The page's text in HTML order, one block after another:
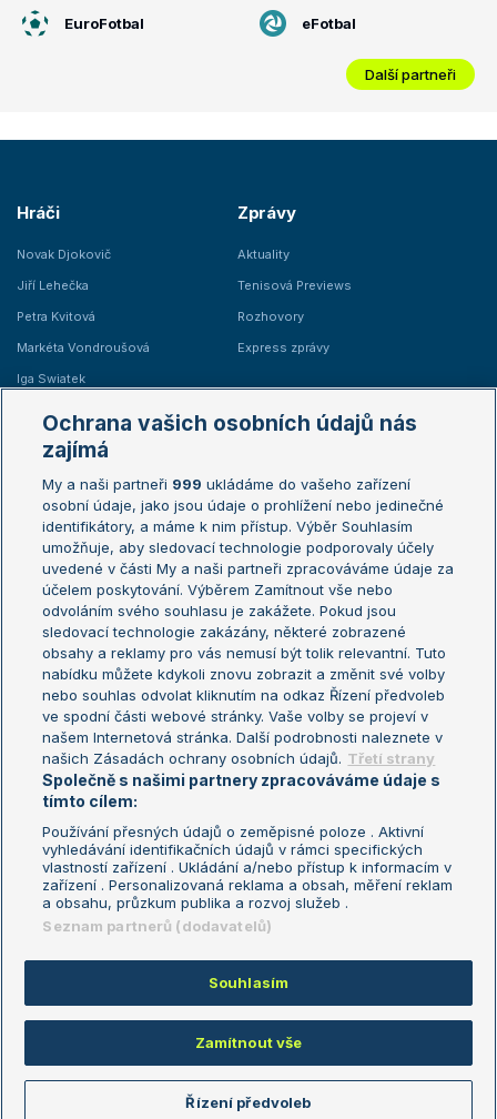
EuroFotbal eFotbal
Další partneři
Hráči
Novak Djokovič
Jiří Lehečka
Petra Kvitová
Markéta Vondroušová
Iga Swiatek
Zprávy
Aktuality
Tenisová Previews
Rozhovory
Express zprávy
Žebříčky
Žebříček ATP (muži)
Žebříček WTA (ženy)
Sázkařský žebříček
Australian Open
French Open
Wimbledon
US Open
Turnaj mistrů
Turnaj mistryň
Aktualní trendy
Fotbalové přestupy
Livesport Daily
LS Prague Open
Podmínky užití
Nastavení soukromí
GDPR a žurnalistika
Reklama
Kontakt
Informace o zpracování osobních
údajů
Copyright © 2008-2026 TenisPortal.cz. Využíváme zpravodajství ČTK.
Ochrana vašich osobních údajů nás
zajímá
My a naši partneři 999 ukládáme do vašeho zařízení
osobní údaje, jako jsou údaje o prohlížení nebo jedinečné
identifikátory, a máme k nim přístup. Výběr Souhlasím
umožňuje, aby sledovací technologie podporovaly účely
uvedené v části My a naši partneři zpracováváme údaje za
účelem poskytování. Výběrem Zamítnout vše nebo
odvoláním svého souhlasu je zakážete. Pokud jsou
sledovací technologie zakázány, některé zobrazené
obsahy a reklamy pro vás nemusí být tolik relevantní. Tuto
nabídku můžete kdykoli znovu zobrazit a změnit své volby
nebo souhlas odvolat kliknutím na odkaz Řízení předvoleb
ve spodní části webové stránky. Vaše volby se projeví v
našem Internetová stránka. Další podrobnosti naleznete v
našich Zásadách ochrany osobních údajů. Třetí strany
Společně s našimi partnery zpracováváme údaje s
tímto cílem:
Používání přesných údajů o zeměpisné poloze . Aktivní
vyhledávání identifikačních údajů v rámci specifických
vlastností zařízení . Ukládání a/nebo přístup k informacím v
zařízení . Personalizovaná reklama a obsah, měření reklam
a obsahu, průzkum publika a rozvoj služeb .
Seznam partnerů (dodavatelů)
Souhlasím
Zamítnout vše
Řízení předvoleb